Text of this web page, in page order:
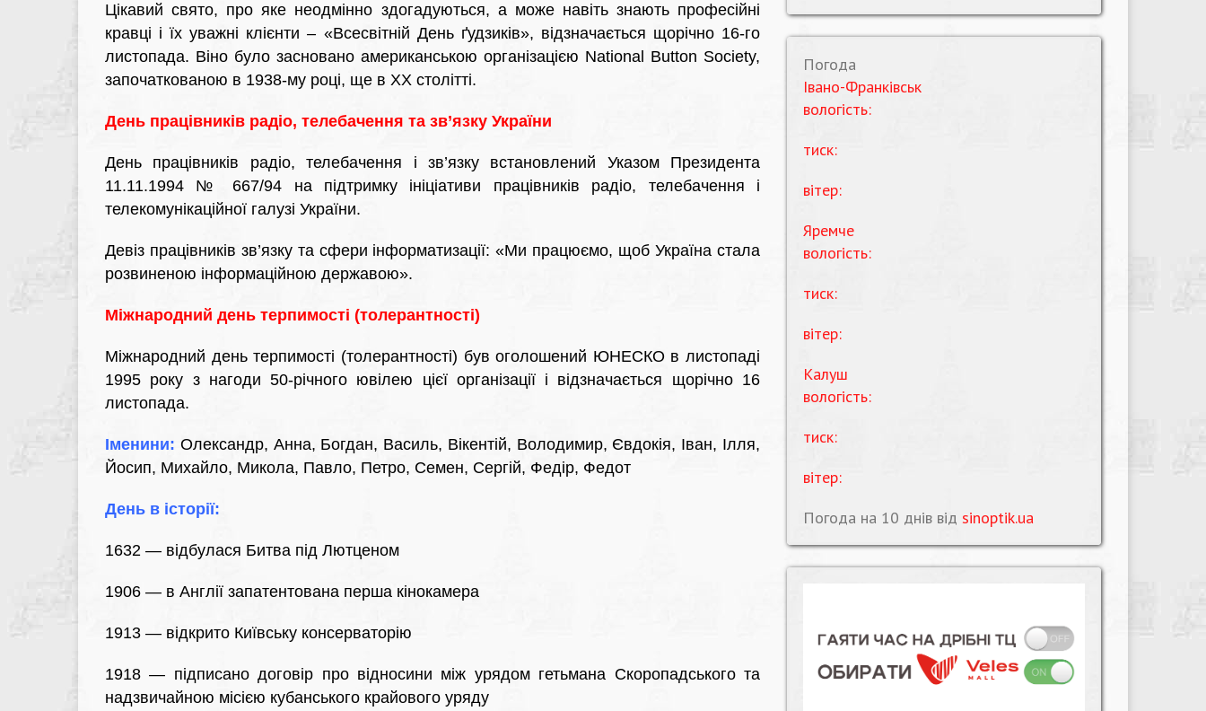
Цікавий свято, про яке неодмінно здогадуються, а може навіть знають професійні
кравці і їх уважні клієнти – «Всесвітній День ґудзиків», відзначається щорічно 16-го
листопада. Віно було засновано американською організацією National Button Society,
започаткованою в 1938-му році, ще в XX столітті.
День працівників радіо, телебачення та зв’язку України
День працівників радіо, телебачення і зв’язку встановлений Указом Президента
11.11.1994 № 667/94 на підтримку ініціативи працівників радіо, телебачення і
телекомунікаційної галузі України.
Девіз працівників зв’язку та сфери інформатизації: «Ми працюємо, щоб Україна стала
розвиненою інформаційною державою».
Міжнародний день терпимості (толерантності)
Міжнародний день терпимості (толерантності) був оголошений ЮНЕСКО в листопаді
1995 року з нагоди 50-річного ювілею цієї організації і відзначається щорічно 16
листопада.
Іменини: Олександр, Анна, Богдан, Василь, Вікентій, Володимир, Євдокія, Іван, Ілля,
Йосип, Михайло, Микола, Павло, Петро, Семен, Сергій, Федір, Федот
День в історії:
1632 — відбулася Битва під Лютценом
1906 — в Англії запатентована перша кінокамера
1913 — відкрито Київську консерваторію
1918 — підписано договір про відносини між урядом гетьмана Скоропадського та
надзвичайною місією кубанського крайового уряду
Погода
Івано-Франківськ
вологість:
тиск:
вітер:
Яремче
вологість:
тиск:
вітер:
Калуш
вологість:
тиск:
вітер:
Погода на 10 днів від sinoptik.ua